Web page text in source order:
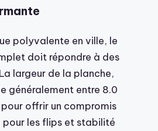
polyvalente en ville, le
doit répondre à des
largeur de la planche,
généralement entre 8.0
offrir un compromis
les flips et stabilité